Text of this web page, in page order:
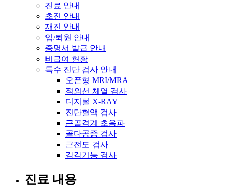
진료 안내
초진 안내
재진 안내
입/퇴원 안내
증명서 발급 안내
비급여 현황
특수 진단 검사 안내
오픈형 MRI/MRA
적외선 체열 검사
디지털 X-RAY
진단혈액 검사
근골격계 초음파
골다공증 검사
근전도 검사
감각기능 검사
진료 내용